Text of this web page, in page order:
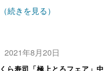
（続きを見る）
2021年8月20日
くら寿司「極上とろフェア」中